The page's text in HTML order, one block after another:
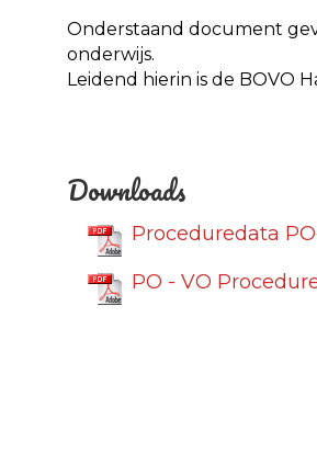
Onderstaand document
onderwijs.
Leidend hierin is de BOVO
Downloads
Proceduredata
PO - VO